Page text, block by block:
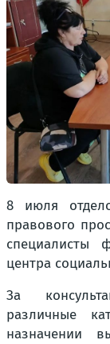
8 июля
правового
специалисты
центра
За
различные
назначении